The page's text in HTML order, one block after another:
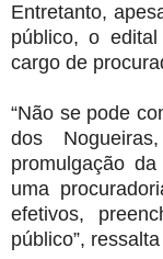
Entretanto,
público, o
cargo de
“Não se pode
dos
promulgação
uma
efetivos,
público”,